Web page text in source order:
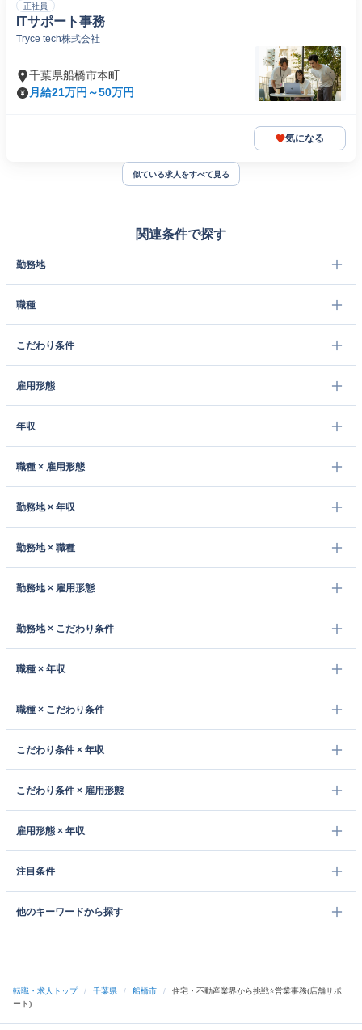
正社員
ITサポート事務
Tryce tech株式会社
千葉県船橋市本町
月給21万円～50万円
気になる
似ている求人をすべて見る
関連条件で探す
勤務地
職種
こだわり条件
雇用形態
年収
職種 × 雇用形態
勤務地 × 年収
勤務地 × 職種
勤務地 × 雇用形態
勤務地 × こだわり条件
職種 × 年収
職種 × こだわり条件
こだわり条件 × 年収
こだわり条件 × 雇用形態
雇用形態 × 年収
注目条件
他のキーワードから探す
転職・求人トップ / 千葉県 / 船橋市 /
住宅・不動産業界から挑戦⭐営業事務(店舗サポ
ート)